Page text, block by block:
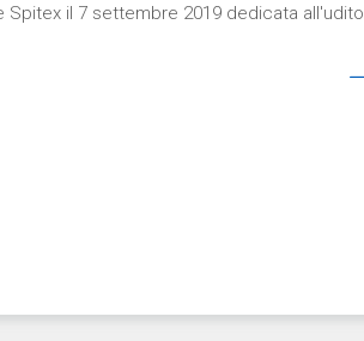
Spitex il 7 settembre 2019 dedicata all'udito